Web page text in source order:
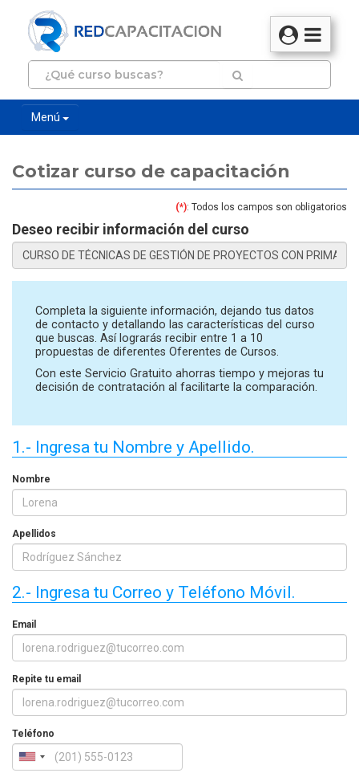
Menú
Cotizar curso de capacitación
(*): Todos los campos son obligatorios
Deseo recibir información del curso
Completa la siguiente información, dejando tus datos
de contacto y detallando las características del curso
que buscas. Así lograrás recibir entre 1 a 10
propuestas de diferentes Oferentes de Cursos.
Con este Servicio Gratuito ahorras tiempo y mejoras tu
decisión de contratación al facilitarte la comparación.
1.- Ingresa tu Nombre y Apellido.
Nombre
Apellidos
2.- Ingresa tu Correo y Teléfono Móvil.
Email
Repite tu email
Teléfono